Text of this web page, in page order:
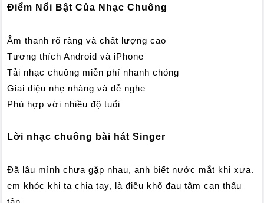
Điểm Nổi Bật Của Nhạc Chuông
Âm thanh rõ ràng và chất lượng cao
Tương thích Android và iPhone
Tải nhạc chuông miễn phí nhanh chóng
Giai điệu nhẹ nhàng và dễ nghe
Phù hợp với nhiều độ tuổi
Lời nhạc chuông bài hát Singer
Đã lâu mình chưa gặp nhau, anh biết nước mắt khi xưa.
em khóc khi ta chia tay, là điều khổ đau tâm can thấu